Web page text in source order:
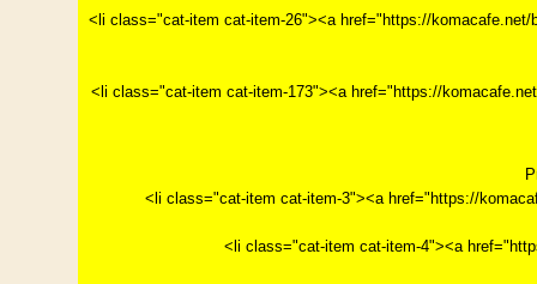
<li class="cat-item cat-item-26"><a href="https://
<li class="cat-item cat-item-173"><a href="https://
<li class="cat-item cat-item-3"><a href="https://
<li class="cat-item cat-item-4"><a